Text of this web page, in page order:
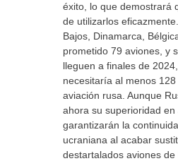
éxito, lo que demostrará
de utilizarlos
Bajos, Dinamarca,
prometido 79 aviones, y
lleguen a finales de
necesitaría al menos 128
aviación rusa. Aunque
ahora su superioridad
garantizarán la
ucraniana al acabar
destartalados aviones de